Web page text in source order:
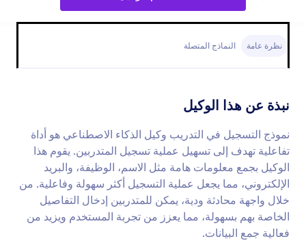
نظرة عامة النماذج المتصلة
نبذة عن هذا الوكيل
نموذج التسجيل في التدريب وكيل الذكاء الاصطناعي هو أداة
تفاعلية تهدف إلى تسهيل عملية تسجيل المتدربين. يقوم هذا
الوكيل بجمع معلومات هامة مثل الاسم، الوظيفة، والبريد
الإلكتروني، مما يجعل عملية التسجيل أكثر سهولة وفاعلية. من
خلال واجهة محادثة ودية، يمكن للمتدربين إدخال التفاصيل
الخاصة بهم بسهولة، مما يعزز من تجربة المستخدم ويزيد من
فعالية جمع البيانات.